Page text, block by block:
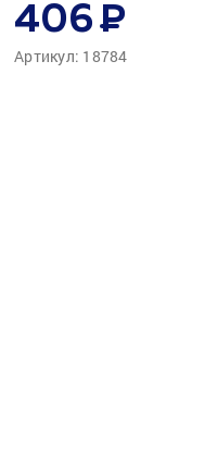
406
Артикул: 18784